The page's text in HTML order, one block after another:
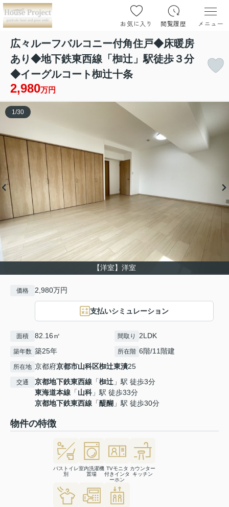
お気に入り 閲覧履歴 メニュー
広々ルーフバルコニー付角住戸◆床暖房
あり◆地下鉄東西線「椥辻」駅徒歩３分
◆イーグルコート椥辻十条
2,980万円
【洋室】洋室
1 /30
価格 2,980万円
支払いシミュレーション
面積 82.16㎡ 間取り 2LDK
築年数 築25年 所在階 6階/11階建
所在地 京都府京都市山科区椥辻東潰25
交通 京都地下鉄東西線 「椥辻 」駅 徒歩3分
東海道本線 「山科 」駅 徒歩33分
京都地下鉄東西線 「醍醐 」駅 徒歩30分
物件の特徴
バストイレ
別
室内洗濯機
置場
TVモニタ
付きインタ
ーホン
カウンター
キッチン